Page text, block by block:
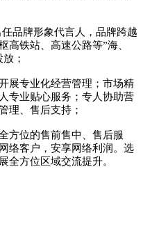
品牌形象代言人，品牌跨越
高铁站、高速公路等”海、
；
展专业化经营管理；市场精
专业贴心服务；专人协助营
理、售后支持；
方位的售前售中、售后服
络客户，安享网络利润。选
全方位区域交流提升。